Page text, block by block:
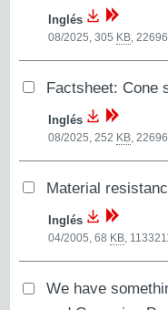
Inglés
08/2025, 305 KB
Factsheet: Cone
Inglés
08/2025, 252 KB,
Material
Inglés
04/2005, 68 KB,
We have